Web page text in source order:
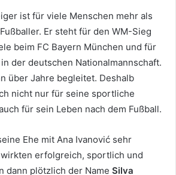
ist für viele Menschen mehr als
Er steht für den WM-Sieg
beim FC Bayern München und für
der deutschen Nationalmannschaft.
über Jahre begleitet. Deshalb
nicht nur für seine sportliche
für sein Leben nach dem Fußball.
Ehe mit Ana Ivanović sehr
erfolgreich, sportlich und
dann plötzlich der Name Silva